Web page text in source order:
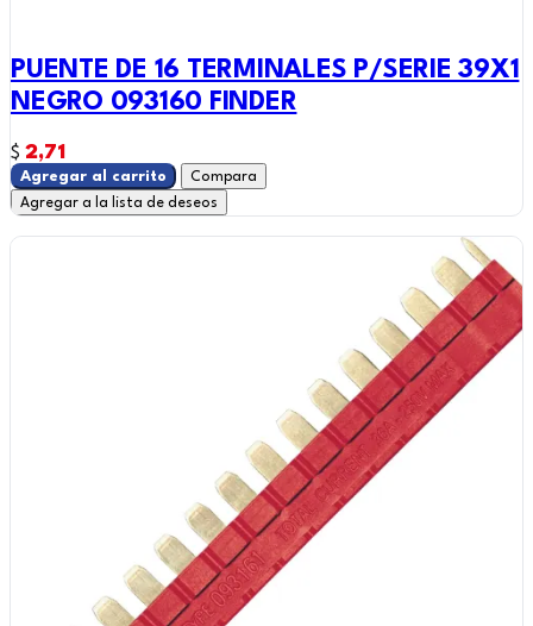
PUENTE DE 16 TERMINALES P/SERIE 39X1
NEGRO 093160 FINDER
$ 2,71
Agregar al carrito
Compara
Agregar a la lista de deseos